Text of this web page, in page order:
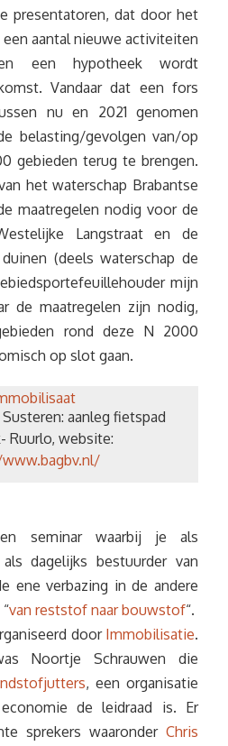
presentatoren, dat door het
aantal nieuwe activiteiten
een hypotheek wordt
Vandaar dat een fors
nu en 2021 genomen
belasting/gevolgen van/op
gebieden terug te brengen.
het waterschap Brabantse
maatregelen nodig voor de
Langstraat en de
(deels waterschap de
mijn
de maatregelen zijn nodig,
rond deze N 2000
op slot gaan.
aanleg fietspad
Ruurlo, website:
seminar waarbij je als
dagelijks bestuurder van
ene verbazing in de andere
van reststof naar bouwstof“.
door Immobilisatie.
Noortje Schrauwen die
, een organisatie
de leidraad is. Er
sprekers waaronder Chris